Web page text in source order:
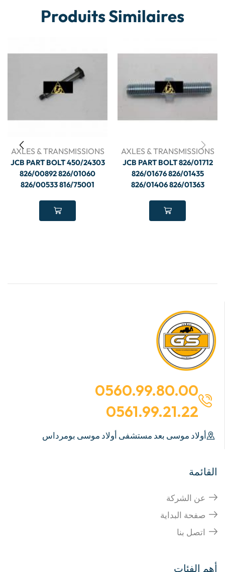
Produits Similaires
AXLES & TRANSMISSIONS
JCB PART BOLT 826/01712
826/01676 826/01435
826/01406 826/01363
AXLES & TRANSMISSIONS
JCB PART BOLT 450/24303
826/00892 826/01060
826/00533 816/75001
0560.99.80.00
0561.99.21.22
أولاد موسى بعد مستشفى أولاد موسى بومرداس
القائمة
عن الشركة
صفحة البداية
اتصل بنا
أهم الفئات